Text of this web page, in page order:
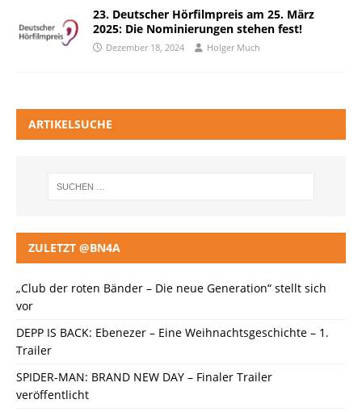
23. Deutscher Hörfilmpreis am 25. März
2025: Die Nominierungen stehen fest!
Dezember 18, 2024 Holger Much
ARTIKELSUCHE
ZULETZT @BN4A
„Club der roten Bänder – Die neue Generation“ stellt sich
vor
DEPP IS BACK: Ebenezer – Eine Weihnachtsgeschichte – 1.
Trailer
SPIDER-MAN: BRAND NEW DAY – Finaler Trailer
veröffentlicht